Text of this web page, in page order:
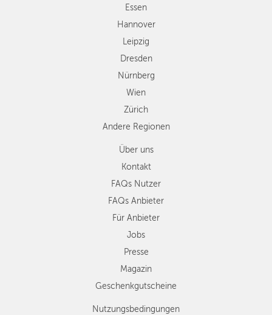
Zürich
Andere
Regionen
Essen
Hannover
Leipzig
Dresden
Nürnberg
Wien
Zürich
Andere Regionen
Über uns
Kontakt
FAQs Nutzer
FAQs Anbieter
Für Anbieter
Jobs
Presse
Magazin
Geschenkgutscheine
Nutzungsbedingungen